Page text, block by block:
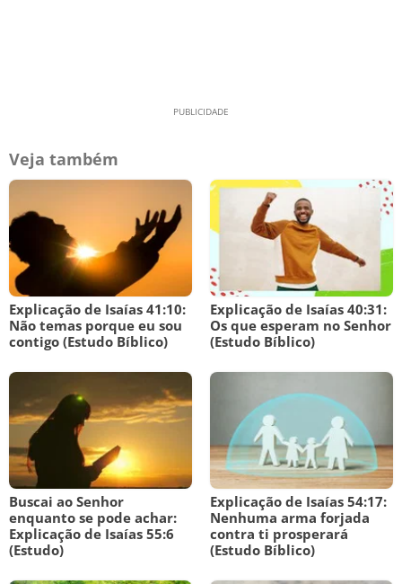
Veja também
Explicação de Isaías 41:10:
Não temas porque eu sou
contigo (Estudo Bíblico)
Explicação de Isaías 40:31:
Os que esperam no Senhor
(Estudo Bíblico)
Buscai ao Senhor
enquanto se pode achar:
Explicação de Isaías 55:6
(Estudo)
Explicação de Isaías 54:17:
Nenhuma arma forjada
contra ti prosperará
(Estudo Bíblico)